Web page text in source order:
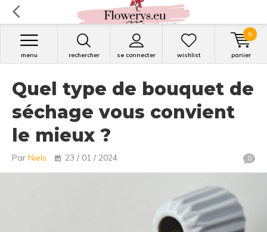
rechercher se connecter
menu wishlist panier
0
Quel type de bouquet de
séchage vous convient
le mieux ?
Par Niels 23 / 01 / 2024 0